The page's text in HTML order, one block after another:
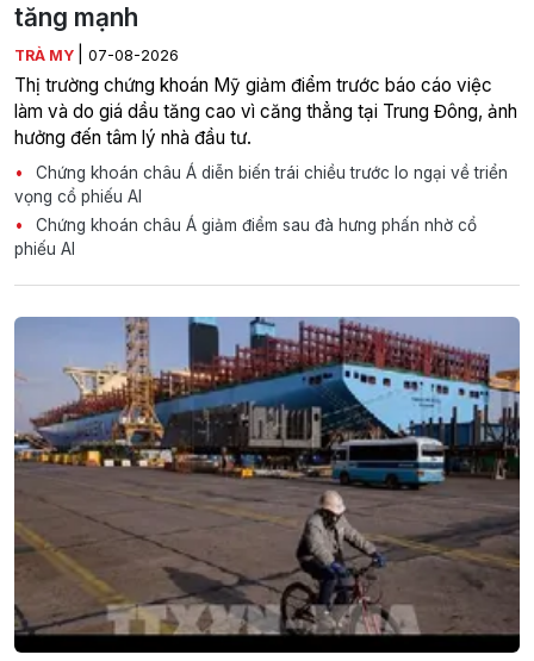
tăng mạnh
TRÀ MY 07-08-2026
Thị trường chứng khoán Mỹ giảm điểm trước báo cáo việc
làm và do giá dầu tăng cao vì căng thẳng tại Trung Đông, ảnh
hưởng đến tâm lý nhà đầu tư.
Chứng khoán châu Á diễn biến trái chiều trước lo ngại về triển
vọng cổ phiếu AI
Chứng khoán châu Á giảm điểm sau đà hưng phấn nhờ cổ
phiếu AI